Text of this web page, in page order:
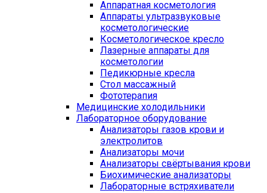
Аппаратная косметология
Аппараты ультразвуковые
косметологические
Косметологическое кресло
Лазерные аппараты для
косметологии
Педикюрные кресла
Стол массажный
Фототерапия
Медицинские холодильники
Лабораторное оборудование
Анализаторы газов крови и
электролитов
Анализаторы мочи
Анализаторы свёртывания крови
Биохимические анализаторы
Лабораторные встряхиватели